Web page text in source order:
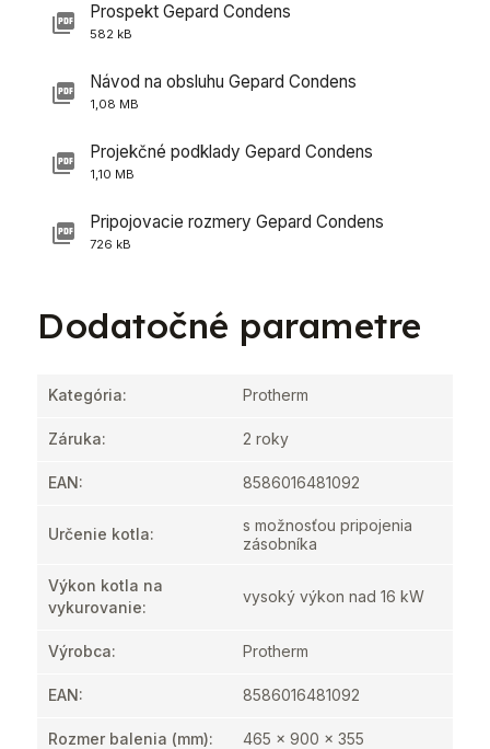
Prospekt Gepard Condens
582 kB
Návod na obsluhu Gepard Condens
1,08 MB
Projekčné podklady Gepard Condens
1,10 MB
Pripojovacie rozmery Gepard Condens
726 kB
Dodatočné parametre
Kategória: Protherm
Záruka: 2 roky
EAN: 8586016481092
Určenie kotla:
s možnosťou pripojenia
zásobníka
Výkon kotla na
vykurovanie:
vysoký výkon nad 16 kW
Výrobca: Protherm
EAN: 8586016481092
Rozmer balenia (mm): 465 x 900 x 355